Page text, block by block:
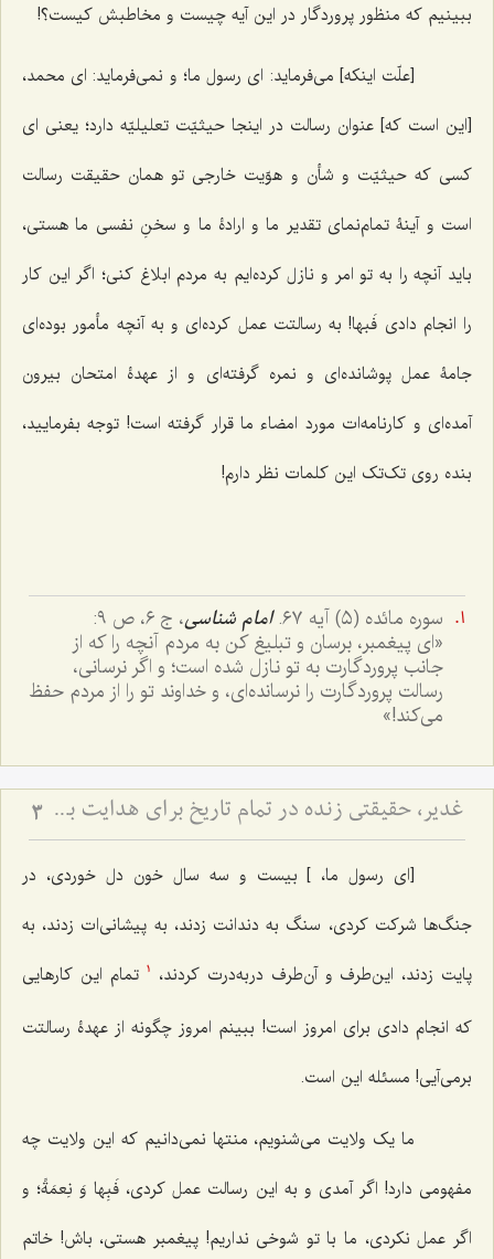
ببینیم که منظور پروردگار در این آیه چیست و مخاطبش کیست؟!
[علّت اینکه] می‌فرماید: ای رسول ما؛ و نمی‌فرماید: ای محمد،
[این است که] عنوان رسالت در اینجا حیثیّت تعلیلیّه دارد؛ یعنی ای
کسی که حیثیّت و شأن و هوّیت خارجی تو همان حقیقت رسالت
است و آینۀ تمام‌نمای تقدیر ما و ارادۀ ما و سخنِ نفسی ما هستی،
باید آنچه را به تو امر و نازل کرده‌ایم به مردم ابلاغ کنی؛ اگر این کار
را انجام دادی فَبها! به رسالتت عمل کرده‌ای و به آنچه مأمور بوده‌ای
جامۀ عمل پوشانده‌ای و نمره گرفته‌ای و از عهدۀ امتحان بیرون
آ‌مده‌ای و کارنامه‌ات مورد امضاء ما قرار گرفته است! توجه بفرمایید،
بنده روی تک‌تک این کلمات نظر دارم!
سوره مائده (٥) آیه ٦٧. امام شناسی، ج ٦، ص ٩:
«ای پیغمبر، برسان و تبلیغ کن به مردم آنچه را که از
جانب پروردگارت به تو نازل شده است؛ و اگر نرسانی،
رسالت پروردگارت را نرسانده‌ای، و خداوند تو را از مردم حفظ
می‌کند!»
غدیر، حقیقتی زنده در تمام تاریخ برای هدایت بشر - توضیحی در رابطه با حدیث عشیره 3
[ای رسول ما، ] بیست و سه سال خون دل خوردی، در
جنگ‌ها شرکت کردی، سنگ به دندانت زدند، به پیشانی‌ات زدند، به
پایت زدند، این‌طرف و آن‌طرف دربه‌درت کردند،
1
تمام این کارهایی
که انجام دادی برای امروز است! ببینم امروز چگونه از عهدۀ رسالتت
برمی‌آیی! مسئله این است.
ما یک ولایت می‌شنویم، منتها نمی‌دانیم که این ولایت چه
مفهومی دارد! اگر آمدی و به این رسالت عمل کردی، فَبِها وَ نِعمَةً؛ و
اگر عمل نکردی، ما با تو شوخی نداریم! پیغمبر هستی، باش! خاتم